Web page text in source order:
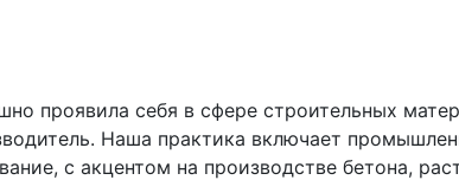
проявила себя в сфере строительных
Наша практика включает
с акцентом на производстве бетона,